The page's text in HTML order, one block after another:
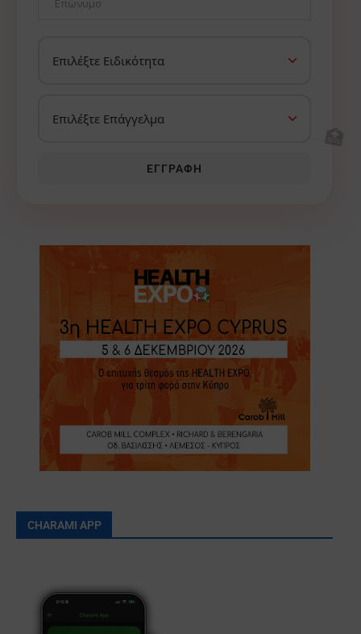
ΕΓΓΡΑΦΉ
CHARAMI APP